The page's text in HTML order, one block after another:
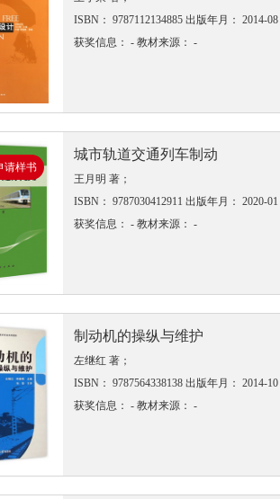
ISBN： 9787112134885 出版年月： 2014-08
获奖信息： - 教材来源： -
请样书
城市轨道交通列车制动
王月明 著；
ISBN： 9787030412911 出版年月： 2020-01
获奖信息： - 教材来源： -
制动机的操纵与维护
左继红 著；
ISBN： 9787564338138 出版年月： 2014-10
获奖信息： - 教材来源： -